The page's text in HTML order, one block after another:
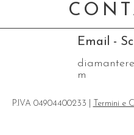
Email -
m
P.IVA 04904400233 | Termini e